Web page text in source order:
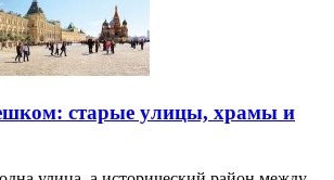
старые улицы, храмы и